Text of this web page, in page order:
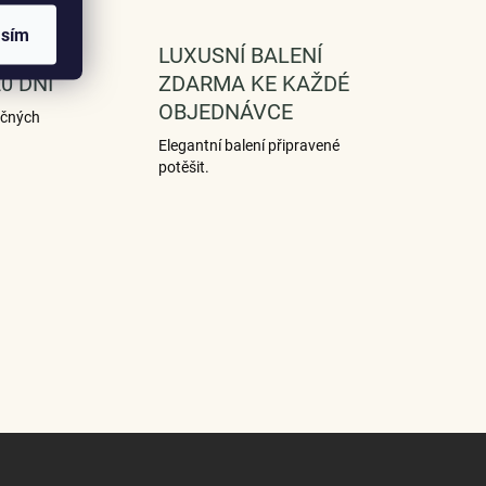
DNÍ
LUXUSNÍ BALENÍ
ZDARMA KE KAŽDÉ
OBJEDNÁVCE
Elegantní balení připravené
potěšit.